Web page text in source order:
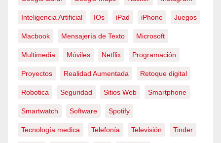
Inteligencia Artificial IOs iPad iPhone Juegos
Macbook Mensajería de Texto Microsoft
Multimedia Móviles Netflix Programación
Proyectos Realidad Aumentada Retoque digital
Robotica Seguridad Sitios Web Smartphone
Smartwatch Software Spotify
Tecnología medica Telefonía Televisión Tinder